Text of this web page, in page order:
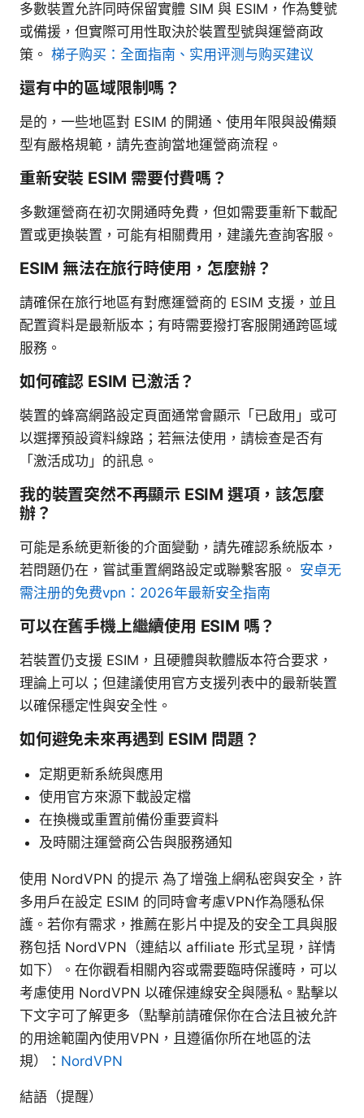
多數裝置允許同時保留實體 SIM 與 ESIM，作為雙號
或備援，但實際可用性取決於裝置型號與運營商政
策。 梯子购买：全面指南、实用评测与购买建议
還有中的區域限制嗎？
是的，一些地區對 ESIM 的開通、使用年限與設備類
型有嚴格規範，請先查詢當地運營商流程。
重新安裝 ESIM 需要付費嗎？
多數運營商在初次開通時免費，但如需要重新下載配
置或更換裝置，可能有相關費用，建議先查詢客服。
ESIM 無法在旅行時使用，怎麼辦？
請確保在旅行地區有對應運營商的 ESIM 支援，並且
配置資料是最新版本；有時需要撥打客服開通跨區域
服務。
如何確認 ESIM 已激活？
裝置的蜂窩網路設定頁面通常會顯示「已啟用」或可
以選擇預設資料線路；若無法使用，請檢查是否有
「激活成功」的訊息。
我的裝置突然不再顯示 ESIM 選項，該怎麼
辦？
可能是系統更新後的介面變動，請先確認系統版本，
若問題仍在，嘗試重置網路設定或聯繫客服。 安卓无
需注册的免费vpn：2026年最新安全指南
可以在舊手機上繼續使用 ESIM 嗎？
若裝置仍支援 ESIM，且硬體與軟體版本符合要求，
理論上可以；但建議使用官方支援列表中的最新裝置
以確保穩定性與安全性。
如何避免未來再遇到 ESIM 問題？
定期更新系統與應用
使用官方來源下載設定檔
在換機或重置前備份重要資料
及時關注運營商公告與服務通知
使用 NordVPN 的提示 為了增強上網私密與安全，許
多用戶在設定 ESIM 的同時會考慮VPN作為隱私保
護。若你有需求，推薦在影片中提及的安全工具與服
務包括 NordVPN（連結以 affiliate 形式呈現，詳情
如下）。在你觀看相關內容或需要臨時保護時，可以
考慮使用 NordVPN 以確保連線安全與隱私。點擊以
下文字可了解更多（點擊前請確保你在合法且被允許
的用途範圍內使用VPN，且遵循你所在地區的法
規）： NordVPN
結語（提醒）